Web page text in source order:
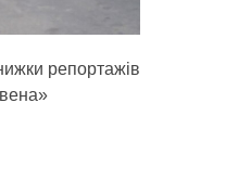
репортажів